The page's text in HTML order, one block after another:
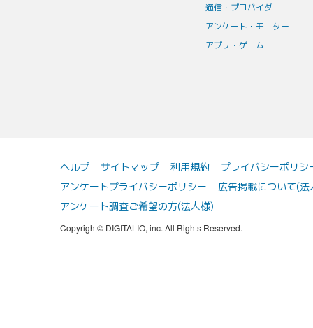
通信・プロバイダ
アンケート・モニター
アプリ・ゲーム
ヘルプ サイトマップ 利用規約
プライバシーポリシ
アンケートプライバシーポリシー
広告掲載について(法
アンケート調査ご希望の方(法人様)
Copyright© DIGITALIO, inc. All Rights Reserved.